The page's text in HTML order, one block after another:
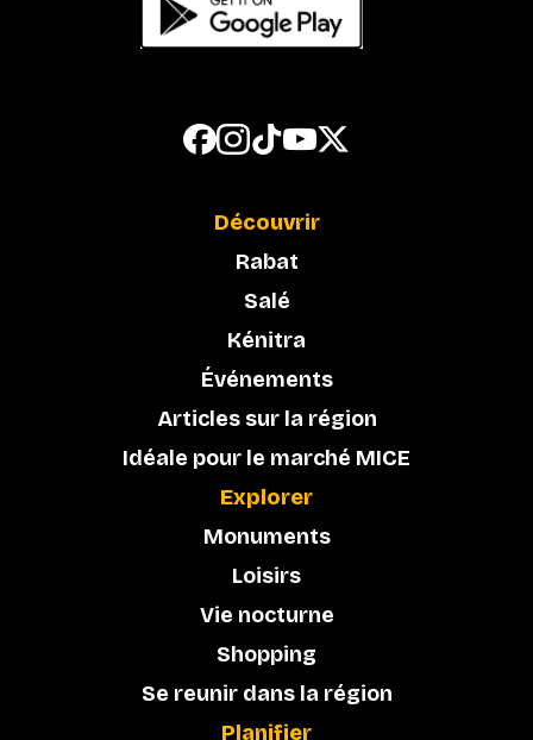
Découvrir
Rabat
Salé
Kénitra
Événements
Articles sur la région
Idéale pour le marché MICE
Explorer
Monuments
Loisirs
Vie nocturne
Shopping
Se reunir dans la région
Planifier